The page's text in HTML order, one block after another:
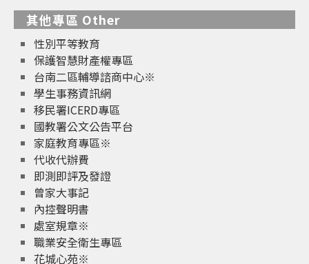
其他專區 Other
性別平等教育
保護智慧財產權專區
台南二區輔導諮商中心※
學生事務資訊網
移民署ICERD專區
國教署公文公告平台
家庭教育專區※
代收代辦費
即測即評及發證
曾家大事記
內控聲明書
處室規章※
職業安全衛生專區
花城心苑※